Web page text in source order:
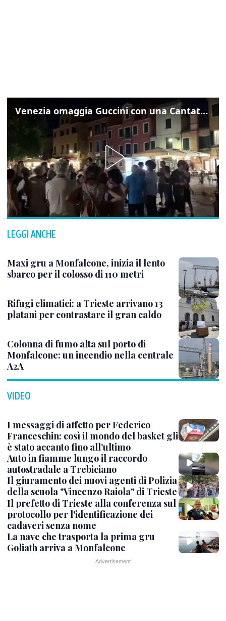
Venezia omaggia Guccini con una Cantata Anarchica in campo Santa Margherita
LEGGI ANCHE
Maxi gru a Monfalcone, inizia il lento
sbarco per il colosso di 110 metri
Rifugi climatici: a Trieste arrivano 13
platani per contrastare il gran caldo
Colonna di fumo alta sul porto di
Monfalcone: un incendio nella centrale
A2A
VIDEO
I messaggi di affetto per Federico
Franceschin: così il mondo del basket gli
è stato accanto fino all’ultimo
Auto in fiamme lungo il raccordo
autostradale a Trebiciano
Il giuramento dei nuovi agenti di Polizia
della scuola "Vincenzo Raiola" di Trieste
Il prefetto di Trieste alla conferenza sul
protocollo per l'identificazione dei
cadaveri senza nome
La nave che trasporta la prima gru
Goliath arriva a Monfalcone